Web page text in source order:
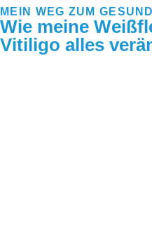
MEIN WEG ZUM
Wie meine
Vitiligo alles